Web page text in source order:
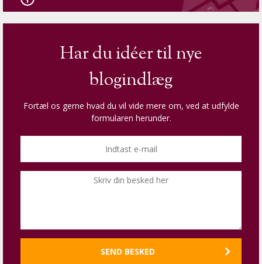
Har du idéer til nye
blogindlæg
Fortæl os gerne hvad du vil vide mere om, ved at udfylde
formularen herunder.